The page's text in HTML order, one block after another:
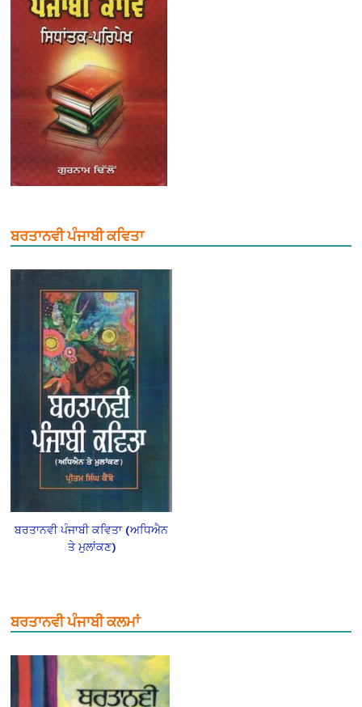
ਬਰਤਾਨਵੀ ਪੰਜਾਬੀ ਕਵਿਤਾ
ਬਰਤਾਨਵੀ ਪੰਜਾਬੀ ਕਵਿਤਾ (ਅਧਿਐਨ
ਤੇ ਮੁਲਾਂਕਣ)
ਬਰਤਾਨਵੀ ਪੰਜਾਬੀ ਕਲਮਾਂ